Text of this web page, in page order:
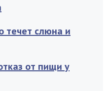
течет слюна и
от пищи у